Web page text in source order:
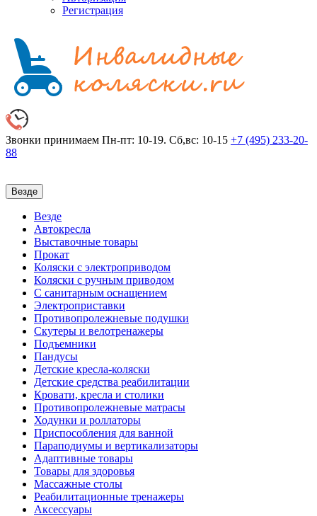
Регистрация
Звонки принимаем Пн-пт: 10-19. Сб,вс: 10-15 +7 (495) 233-20-
88
Везде
Везде
Автокресла
Выставочные товары
Прокат
Коляски с электроприводом
Коляски с ручным приводом
С санитарным оснащением
Электроприставки
Противопролежневые подушки
Скутеры и велотренажеры
Подъемники
Пандусы
Детские кресла-коляски
Детские средства реабилитации
Кровати, кресла и столики
Противопролежневые матрасы
Ходунки и роллаторы
Приспособления для ванной
Параподиумы и вертикализаторы
Адаптивные товары
Товары для здоровья
Массажные столы
Реабилитационные тренажеры
Аксессуары